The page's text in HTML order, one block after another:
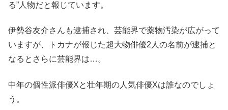
る”人物だと報じています。
伊勢谷友介さんも逮捕され、芸能界で薬物汚染が広がって
いますが、トカナが報じた超大物俳優2人の名前が逮捕と
なるとさらに芸能界は…。
中年の個性派俳優Xと壮年期の人気俳優Xは誰なのでしょ
う。